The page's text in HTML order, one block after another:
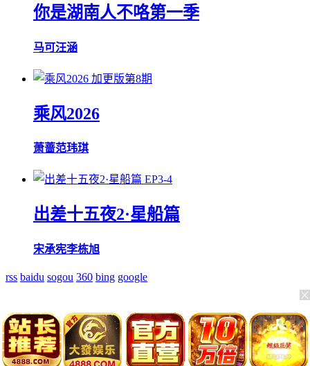
你是湖南人不咯第一季
马可汪涵
加更版第8期
乘风2026
萧蔷范玮琪
EP3-4
出差十五夜2·星船篇
宋承宪李栋旭
rss baidu sogou 360 bing google